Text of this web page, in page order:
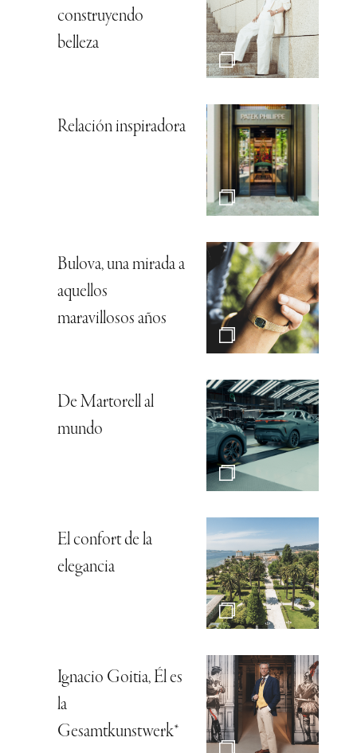
construyendo
belleza
Relación inspiradora
Bulova, una mirada a
aquellos
maravillosos años
De Martorell al
mundo
El confort de la
elegancia
Ignacio Goitia, Él es
la
Gesamtkunstwerk*